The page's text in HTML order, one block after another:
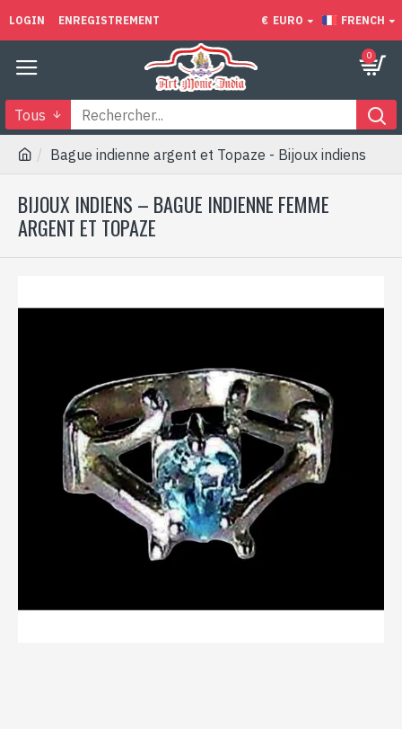
LOGIN ENREGISTREMENT € EURO FRENCH
0
Tous
Bague indienne argent et Topaze - Bijoux indiens
BIJOUX INDIENS – BAGUE INDIENNE FEMME
ARGENT ET TOPAZE